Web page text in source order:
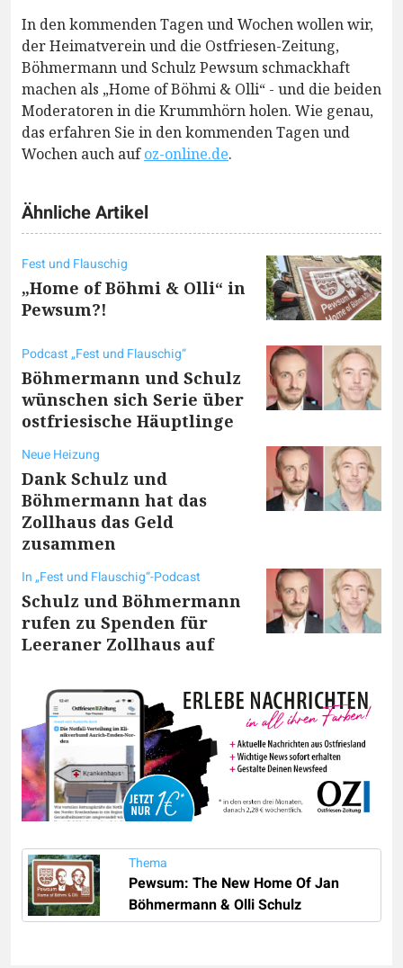
In den kommenden Tagen und Wochen wollen wir,
der Heimatverein und die Ostfriesen-Zeitung,
Böhmermann und Schulz Pewsum schmackhaft
machen als „Home of Böhmi & Olli“ - und die beiden
Moderatoren in die Krummhörn holen. Wie genau,
das erfahren Sie in den kommenden Tagen und
Wochen auch aufoz-online.de.
Ähnliche Artikel
Fest und Flauschig
„Home of Böhmi & Olli“ in
Pewsum?!
Podcast „Fest und Flauschig“
Böhmermann und Schulz
wünschen sich Serie über
ostfriesische Häuptlinge
Neue Heizung
Dank Schulz und
Böhmermann hat das
Zollhaus das Geld
zusammen
In „Fest und Flauschig“-Podcast
Schulz und Böhmermann
rufen zu Spenden für
Leeraner Zollhaus auf
Thema
Pewsum: The New Home Of Jan
Böhmermann & Olli Schulz